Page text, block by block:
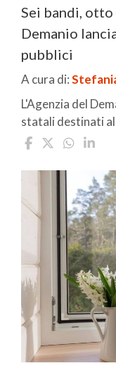
Sei bandi,
Demanio
pubblici
A cura di:
L'Agenzia del
statali destinati